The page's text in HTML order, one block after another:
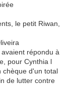
le petit Riwan,
répondu à
pour Cynthia l
chèque d'un total
de lutter contre